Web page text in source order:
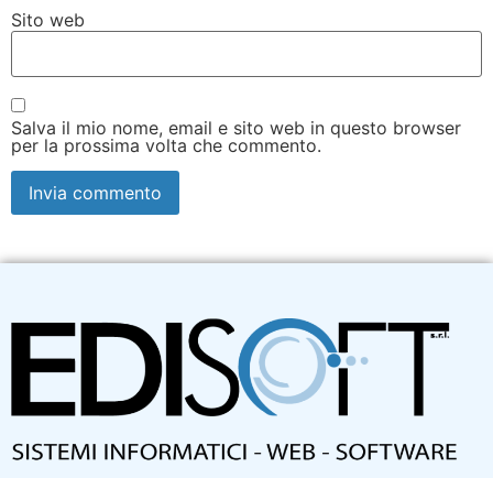
Sito web
Salva il mio nome, email e sito web in questo browser
per la prossima volta che commento.